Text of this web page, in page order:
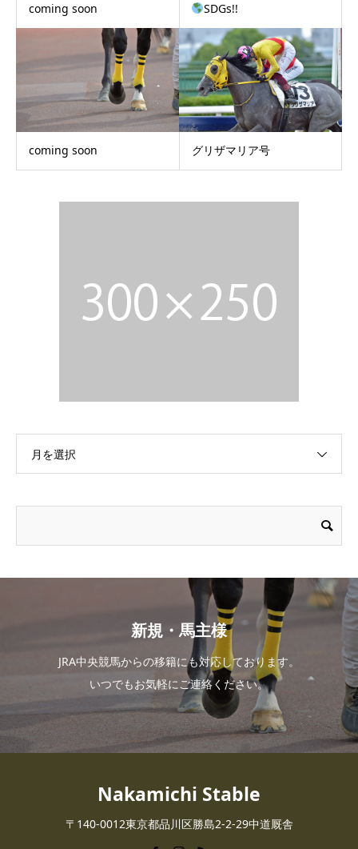
coming soon SDGs!!
coming soon グリザマリア号
月を選択
新規・馬主様
JRA中央競馬からの移籍にも対応しております。
いつでもお気軽にご連絡ください。
Nakamichi Stable
〒140-0012東京都品川区勝島2-2-29中道厩舎